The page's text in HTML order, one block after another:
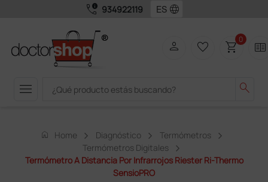
call_quality 934922119 language
menu search
person favorite_border shopping_cart0 two_pager
home Home Diagnóstico
Termómetros
Termómetros Digitales
Termómetro A Distancia Por Infrarrojos Riester Ri-Thermo
SensioPRO